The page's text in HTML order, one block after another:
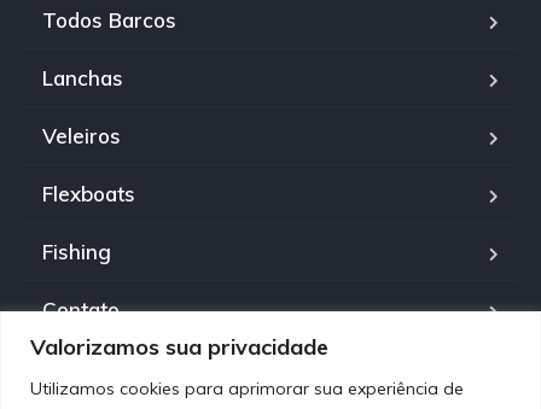
Valorizamos sua privacidade
Utilizamos cookies para aprimorar sua experiência de
Todos Barcos
Lanchas
Veleiros
Flexboats
Fishing
Contato
Política de Privacidade